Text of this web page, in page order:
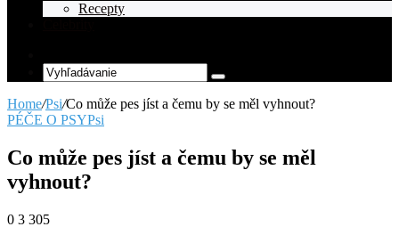
Recepty
Article
Vyhľadávanie
Home/Psi/Co může pes jíst a čemu by se měl vyhnout?
PÉČE O PSYPsi
Co může pes jíst a čemu by se měl
vyhnout?
0 3 305